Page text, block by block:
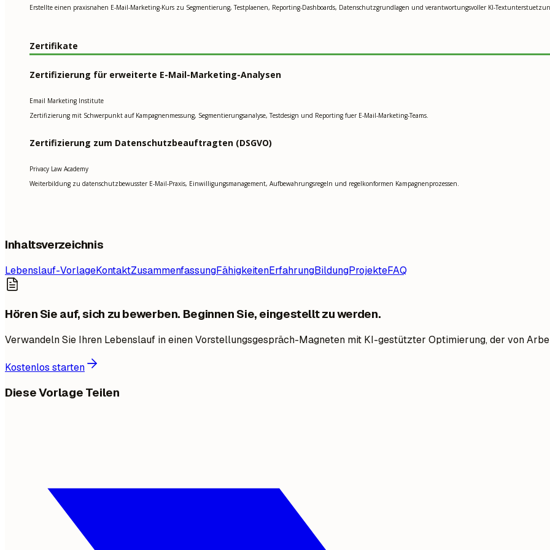
Erstellte einen praxisnahen E-Mail-Marketing-Kurs zu Segmentierung, Testplaenen, Reporting-Dashboards, Datenschutzgrundlagen und verantwortungsvoller KI-
Zertifikate
Zertifizierung für erweiterte E-Mail-Marketing-Analysen
Email Marketing Institute
Zertifizierung mit Schwerpunkt auf Kampagnenmessung, Segmentierungsanalyse, Testdesign und Reporting fuer E-Mail-Marketing-Teams.
Zertifizierung zum Datenschutzbeauftragten (DSGVO)
Privacy Law Academy
Weiterbildung zu datenschutzbewusster E-Mail-Praxis, Einwilligungsmanagement, Aufbewahrungsregeln und regelkonformen Kampagnenprozessen.
Inhaltsverzeichnis
Lebenslauf-VorlageKontaktZusammenfassungFähigkeitenErfahrungBildungProjekteFAQ
Hören Sie auf, sich zu bewerben. Beginnen Sie, eingestellt zu werden.
Verwandeln Sie Ihren Lebenslauf in einen Vorstellungsgespräch-Magneten mit KI-gestützter Optimierung, der von
Kostenlos starten
Diese Vorlage Teilen